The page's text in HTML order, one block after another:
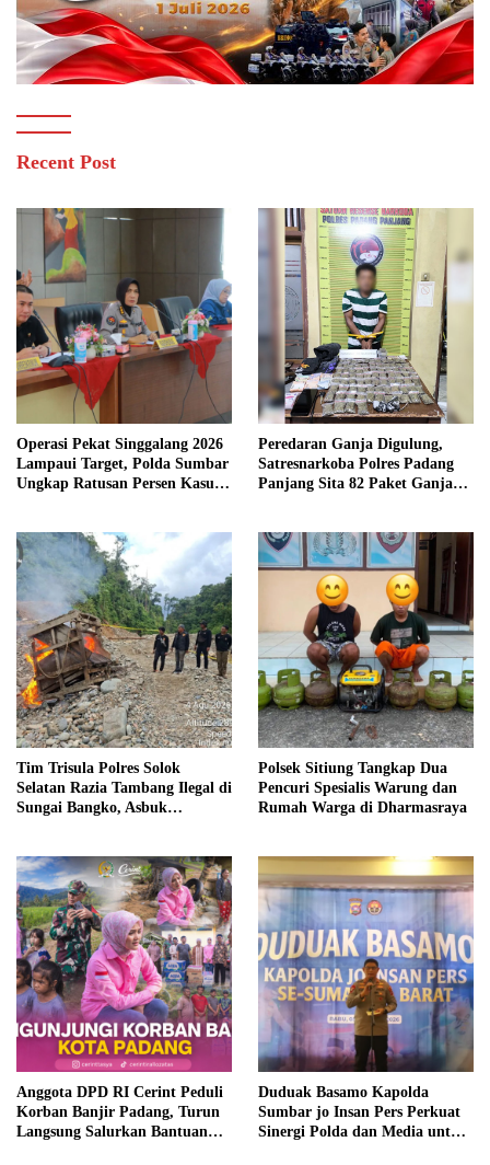
Recent Post
Operasi Pekat Singgalang 2026
Lampaui Target, Polda Sumbar
Ungkap Ratusan Persen Kasus
Peredaran Ganja Digulung,
Satresnarkoba Polres Padang
Panjang Sita 82 Paket Ganja
Tim Trisula Polres Solok
Selatan Razia Tambang Ilegal di
Sungai Bangko, Asbuk
Polsek Sitiung Tangkap Dua
Pencuri Spesialis Warung dan
Rumah Warga di Dharmasraya
Anggota DPD RI Cerint Peduli
Korban Banjir Padang, Turun
Langsung Salurkan Bantuan
Duduak Basamo Kapolda
Sumbar jo Insan Pers Perkuat
Sinergi Polda dan Media untuk